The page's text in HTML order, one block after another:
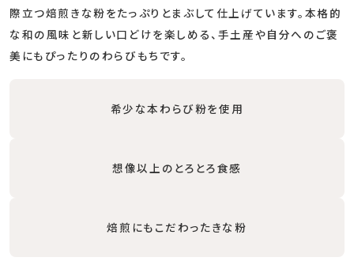
際立つ焙煎きな粉をたっぷりとまぶして仕上げています。本格的
な和の風味と新しい口どけを楽しめる、手土産や自分へのご褒
美にもぴったりのわらびもちです。
希少な本わらび粉を使用
想像以上のとろとろ食感
焙煎にもこだわったきな粉